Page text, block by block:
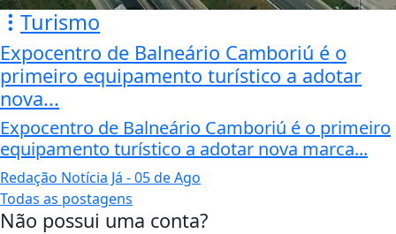
Turismo
Expocentro de Balneário Camboriú é o
primeiro equipamento turístico a adotar
nova...
Expocentro de Balneário Camboriú é o primeiro
equipamento turístico a adotar nova marca...
Redação Notícia Já - 05 de Ago
Todas as postagens
Não possui uma conta?